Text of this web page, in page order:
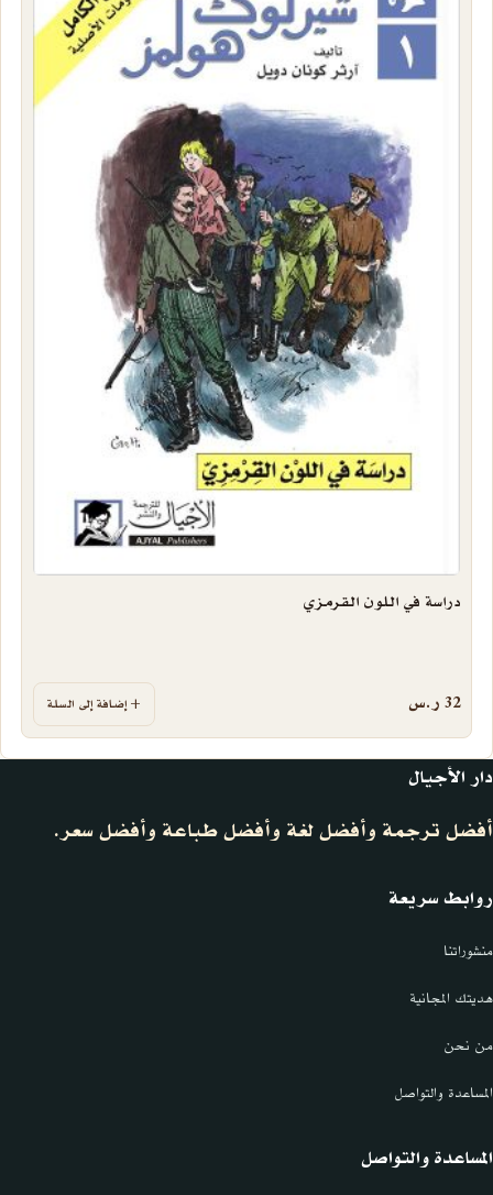
دراسة في اللون القرمزي
32 ر.س إضافة إلى السلة
دار الأجيال
أفضل ترجمة وأفضل لغة وأفضل طباعة وأفضل سعر.
روابط سريعة
منشوراتنا
هديتك المجانية
من نحن
المساعدة والتواصل
المساعدة والتواصل